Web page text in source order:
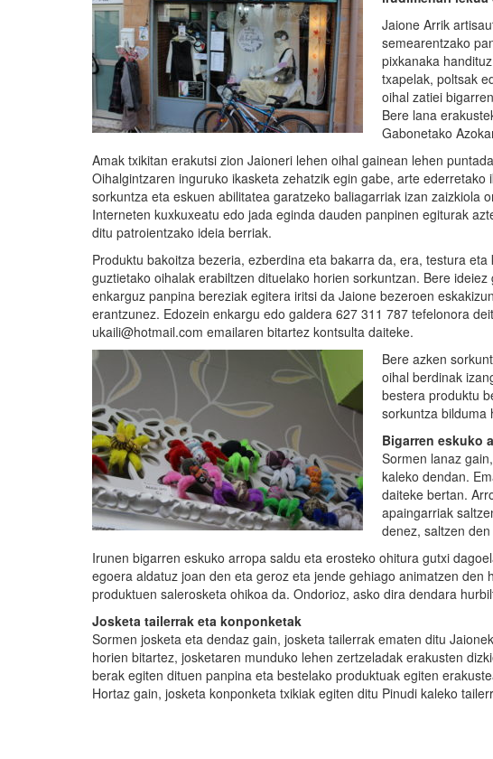
Jaione Arrik
semearentzako
pixkanaka
txapelak, poltsak
oihal zatiei
Bere lana
Gabonetako
Amak txikitan erakutsi zion Jaioneri lehen oihal gainean lehen
Oihalgintzaren inguruko ikasketa zehatzik egin gabe, arte ederretako
sorkuntza eta eskuen abilitatea garatzeko baliagarriak izan zaizkiola
Interneten kuxkuxeatu edo jada eginda dauden panpinen egiturak
ditu patroientzako ideia berriak.
Produktu bakoitza bezeria, ezberdina eta bakarra da, era, testura eta
guztietako oihalak erabiltzen dituelako horien sorkuntzan. Bere ideiez
enkarguz panpina bereziak egitera iritsi da Jaione bezeroen
erantzunez. Edozein enkargu edo galdera 627 311 787 tefelonora
ukaili@hotmail.com emailaren bitartez kontsulta daiteke.
Bere azken
oihal berdinak
bestera produktu
sorkuntza bilduma
Bigarren eskuko
Sormen lanaz
kaleko dendan.
daiteke bertan.
apaingarriak
denez, saltzen
Irunen bigarren eskuko arropa saldu eta erosteko ohitura gutxi
egoera aldatuz joan den eta geroz eta jende gehiago animatzen
produktuen salerosketa ohikoa da. Ondorioz, asko dira dendara
Josketa tailerrak eta konponketak
Sormen josketa eta dendaz gain, josketa tailerrak ematen ditu
horien bitartez, josketaren munduko lehen zertzeladak erakusten
berak egiten dituen panpina eta bestelako produktuak egiten
Hortaz gain, josketa konponketa txikiak egiten ditu Pinudi kaleko